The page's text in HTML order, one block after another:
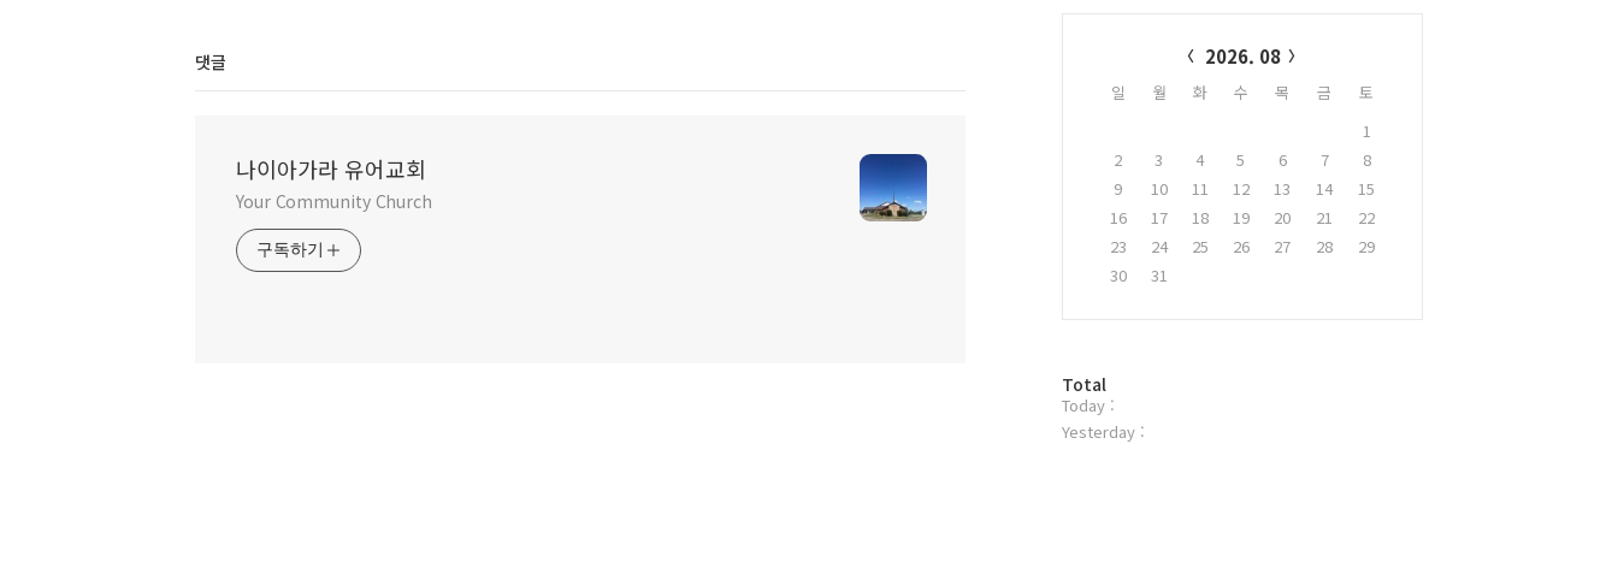
댓글
나이아가라 유어교회
Your Community Church
구독하기
2026. 08
일 월 화 수 목 금
토
1
2
3 4 5 6 7
8
9
10 11 12 13 14
15
16
17 18 19 20 21
22
23
24 25 26 27 28
29
30
31
방
문
자
Total
Today :
Yesterday :